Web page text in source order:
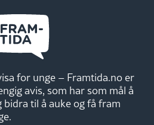
for unge – Framtida.no er
avis, som har som mål å
til å auke og få fram